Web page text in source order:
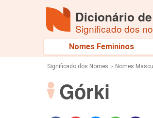
Dicionário
Significado dos
Nomes Femininos
Significado dos Nomes Nomes
Górki